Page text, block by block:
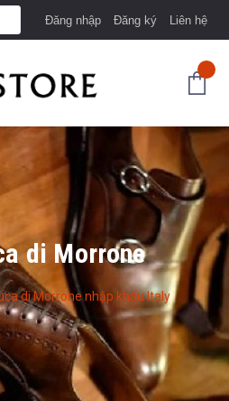
Đăng nhập Đăng ký Liên hệ
di Morrone
di Morrone nhập khẩu Italy